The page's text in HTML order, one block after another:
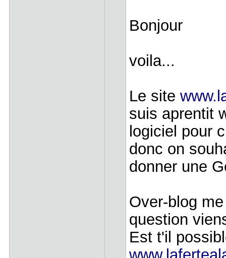
Bonjour
voila...
Le site
suis aprentit
logiciel pour
donc on
donner une
Over-blog
question
Est t'il